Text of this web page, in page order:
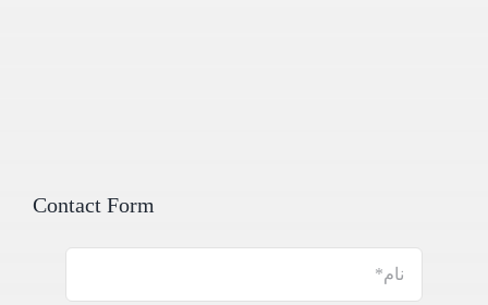
Contact Form